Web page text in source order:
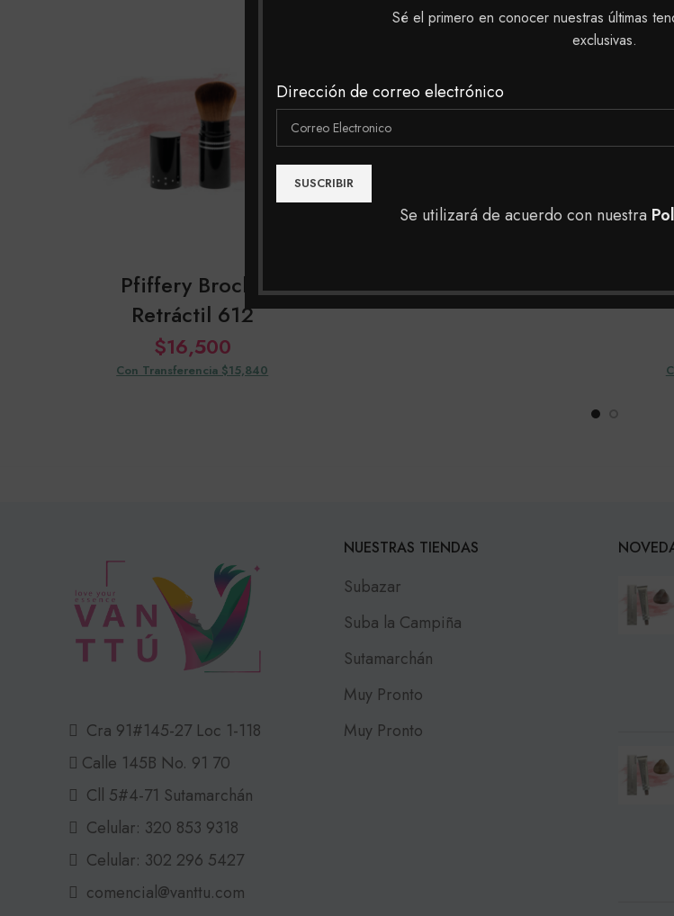
Sé el primero en conocer nuestras últimas
exclusivas.
Dirección de correo electrónico
Se utilizará de acuerdo con nuestra
Pfiffery Brocha
Retráctil 612
$16,500
Con Transferencia $15,840
Sombra PF-311
Con Transferencia $2,880
Cra 91#145-27 Loc 1-118
Calle 145B No. 91 70
Cll 5#4-71 Sutamarchán
Celular: 320 853 9318
Celular: 302 296 5427
comencial@vanttu.com
NUESTRAS TIENDAS
Subazar
Suba la Campiña
Sutamarchán
Muy Pronto
Muy Pronto